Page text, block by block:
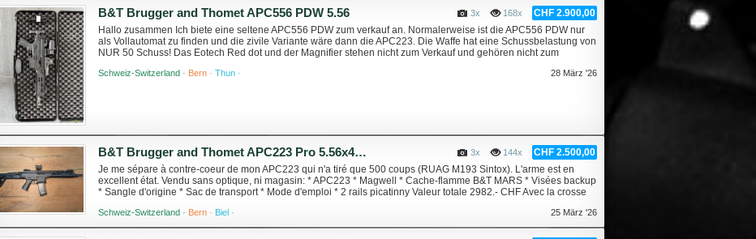
B&T Brugger and Thomet APC556 PDW 5.56 CHF 2.900,00
168x
3x
Hallo zusammen Ich biete eine seltene APC556 PDW zum verkauf an. Normalerweise ist die APC556 PDW nur
als Vollautomat zu finden und die zivile Variante wäre dann die APC223. Die Waffe hat eine Schussbelastung von
NUR 50 Schuss! Das Eotech Red dot und der Magnifier stehen nicht zum Verkauf und gehören nicht zum
Schweiz-Switzerland · Bern ·Thun · 28 März '26
B&T Brugger and Thomet APC223 Pro 5.56x45mm NATO CHF 2.500,00
144x
3x
Je me sépare à contre-coeur de mon APC223 qui n'a tiré que 500 coups (RUAG M193 Sintox). L'arme est en
excellent état. Vendu sans optique, ni magasin: * APC223 * Magwell * Cache-flamme B&T MARS * Visées backup
* Sangle d'origine * Sac de transport * Mode d'emploi * 2 rails picatinny Valeur totale 2982.- CHF Avec la crosse
Schweiz-Switzerland · Bern · Biel · 25 März '26